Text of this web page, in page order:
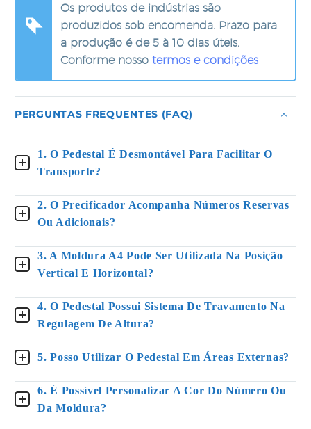
Os produtos de indústrias são
produzidos sob encomenda. Prazo para
a produção é de 5 à 10 dias úteis.
Conforme nosso termos e condições
PERGUNTAS FREQUENTES (FAQ)
1. O Pedestal É Desmontável Para Facilitar O
Transporte?
2. O Precificador Acompanha Números Reservas
Ou Adicionais?
3. A Moldura A4 Pode Ser Utilizada Na Posição
Vertical E Horizontal?
4. O Pedestal Possui Sistema De Travamento Na
Regulagem De Altura?
5. Posso Utilizar O Pedestal Em Áreas Externas?
6. É Possível Personalizar A Cor Do Número Ou
Da Moldura?